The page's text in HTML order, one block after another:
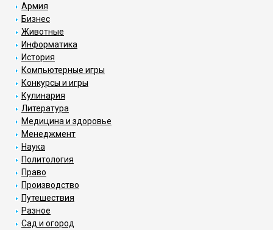
Армия
Бизнес
Животные
Информатика
История
Компьютерные игры
Конкурсы и игры
Кулинария
Литература
Медицина и здоровье
Менеджмент
Наука
Политология
Право
Производство
Путешествия
Разное
Сад и огород